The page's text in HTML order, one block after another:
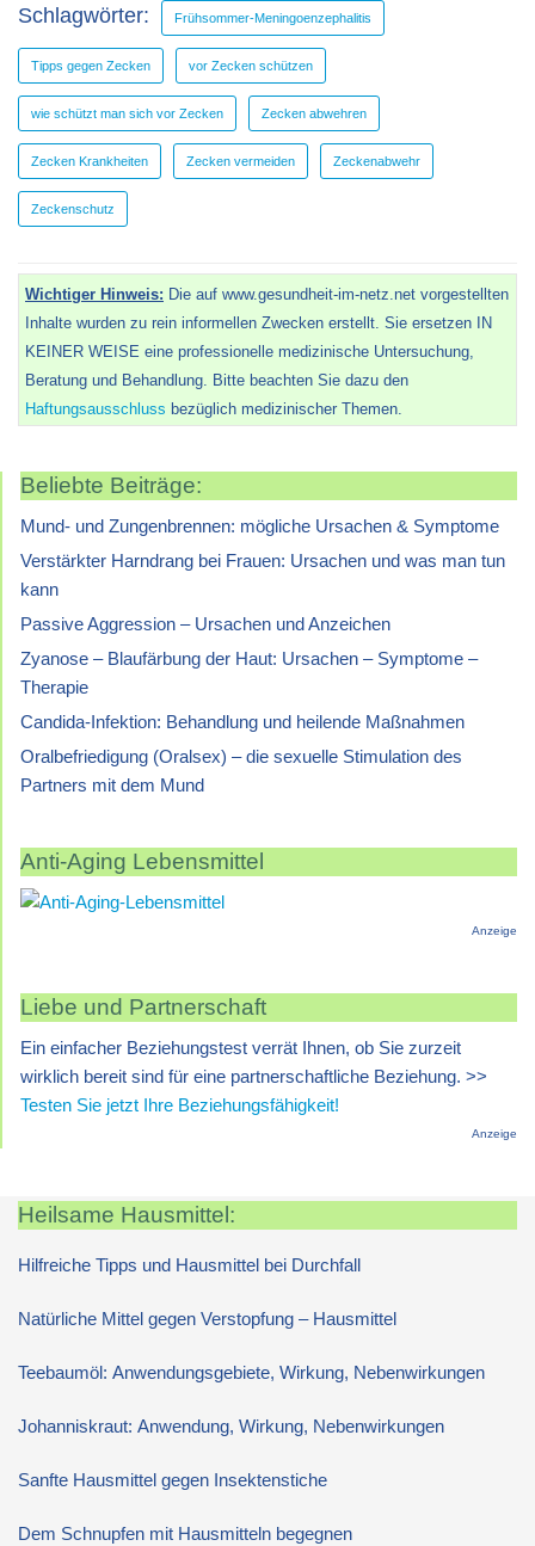
Schlagwörter: Frühsommer-Meningoenzephalitis
Tipps gegen Zecken vor Zecken schützen
wie schützt man sich vor Zecken Zecken abwehren
Zecken Krankheiten Zecken vermeiden Zeckenabwehr
Zeckenschutz
Wichtiger Hinweis: Die auf www.gesundheit-im-netz.net vorgestellten
Inhalte wurden zu rein informellen Zwecken erstellt. Sie ersetzen IN
KEINER WEISE eine professionelle medizinische Untersuchung,
Beratung und Behandlung. Bitte beachten Sie dazu den
Haftungsausschluss bezüglich medizinischer Themen.
Beliebte Beiträge:
Mund- und Zungenbrennen: mögliche Ursachen & Symptome
Verstärkter Harndrang bei Frauen: Ursachen und was man tun
kann
Passive Aggression – Ursachen und Anzeichen
Zyanose – Blaufärbung der Haut: Ursachen – Symptome –
Therapie
Candida-Infektion: Behandlung und heilende Maßnahmen
Oralbefriedigung (Oralsex) – die sexuelle Stimulation des
Partners mit dem Mund
Anti-Aging Lebensmittel
Anzeige
Liebe und Partnerschaft
Ein einfacher Beziehungstest verrät Ihnen, ob Sie zurzeit
wirklich bereit sind für eine partnerschaftliche Beziehung. >>
Testen Sie jetzt Ihre Beziehungsfähigkeit!
Anzeige
Heilsame Hausmittel:
Hilfreiche Tipps und Hausmittel bei Durchfall
Natürliche Mittel gegen Verstopfung – Hausmittel
Teebaumöl: Anwendungsgebiete, Wirkung, Nebenwirkungen
Johanniskraut: Anwendung, Wirkung, Nebenwirkungen
Sanfte Hausmittel gegen Insektenstiche
Dem Schnupfen mit Hausmitteln begegnen